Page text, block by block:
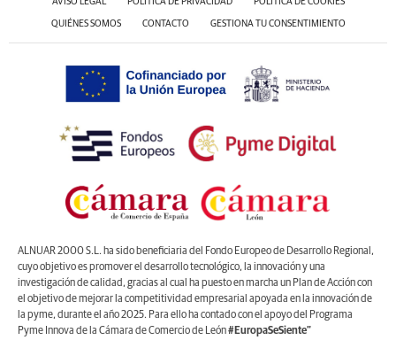
QUIÉNES SOMOS CONTACTO GESTIONA TU CONSENTIMIENTO
ALNUAR 2000 S.L. ha sido beneficiaria del Fondo Europeo de Desarrollo Regional,
cuyo objetivo es promover el desarrollo tecnológico, la innovación y una
investigación de calidad, gracias al cual ha puesto en marcha un Plan de Acción con
el objetivo de mejorar la competitividad empresarial apoyada en la innovación de
la pyme, durante el año 2025. Para ello ha contado con el apoyo del Programa
Pyme Innova de la Cámara de Comercio de León#EuropaSeSiente”